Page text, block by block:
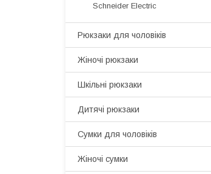
Schneider Electric
Рюкзаки для чоловіків
Жіночі рюкзаки
Шкільні рюкзаки
Дитячі рюкзаки
Сумки для чоловіків
Жіночі сумки